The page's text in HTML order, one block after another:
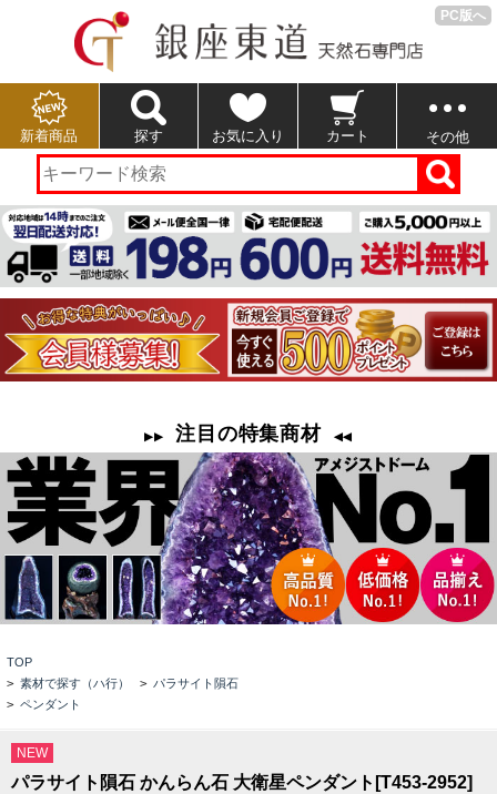
PC版へ
新着商品 探す お気に入り カート その他
TOP
> 素材で探す（ハ行） > パラサイト隕石
> ペンダント
NEW
パラサイト隕石 かんらん石 大衛星ペンダント[T453-2952]